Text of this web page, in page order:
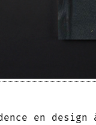
en design